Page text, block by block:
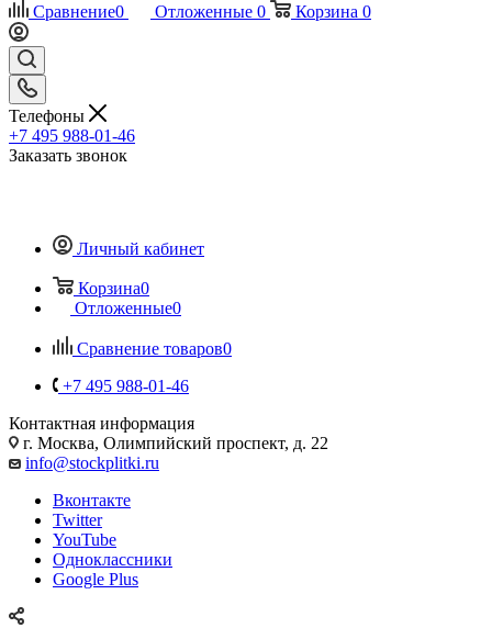
Сравнение0 Отложенные 0 Корзина 0
Телефоны
+7 495 988-01-46
Заказать звонок
Личный кабинет
Корзина0
Отложенные0
Сравнение товаров0
+7 495 988-01-46
Контактная информация
г. Москва, Олимпийский проспект, д. 22
info@stockplitki.ru
Вконтакте
Twitter
YouTube
Одноклассники
Google Plus